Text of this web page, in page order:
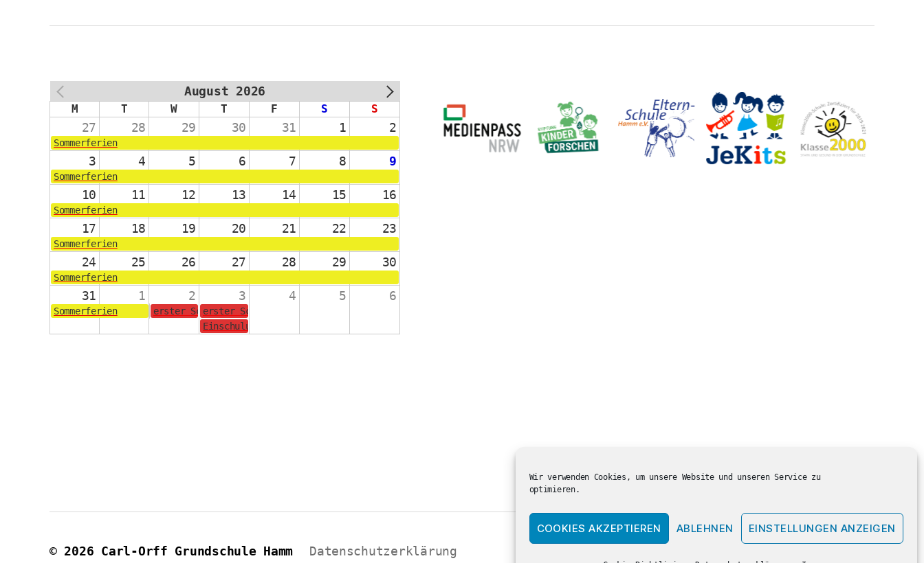
Wir verwenden Cookies, um unsere Website und unseren Service zu
optimieren.
COOKIES AKZEPTIEREN ABLEHNEN EINSTELLUNGEN ANZEIGEN
August 2026
M T W T F S S
27 28 29 30 31 1 2
Sommerferien
3 4 5 6 7 8 9
Sommerferien
10 11 12 13 14 15 16
Sommerferien
17 18 19 20 21 22 23
Sommerferien
24 25 26 27 28 29 30
Sommerferien
31 1 2 3 4 5 6
Sommerferien erster Schultag für die Jahrgänge 2-4
erster Schultag für die Schulanfänger:innen
Einschulungsgottesdienst in der ev. Kirche
© 2026 Carl-Orff Grundschule Hamm Datenschutzerklärung